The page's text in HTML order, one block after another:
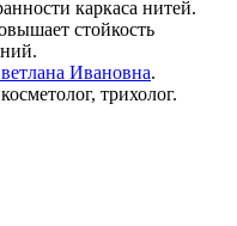
каркаса нитей.
стойкость
Ивановна.
трихолог.